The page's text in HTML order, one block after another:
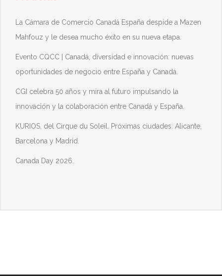
La Cámara de Comercio Canadá España despide a Mazen
Mahfouz y le desea mucho éxito en su nueva etapa.
Evento CQCC | Canadá, diversidad e innovación: nuevas
oportunidades de negocio entre España y Canadá.
CGI celebra 50 años y mira al futuro impulsando la
innovación y la colaboración entre Canadá y España.
KURIOS, del Cirque du Soleil. Próximas ciudades: Alicante,
Barcelona y Madrid.
Canada Day 2026.